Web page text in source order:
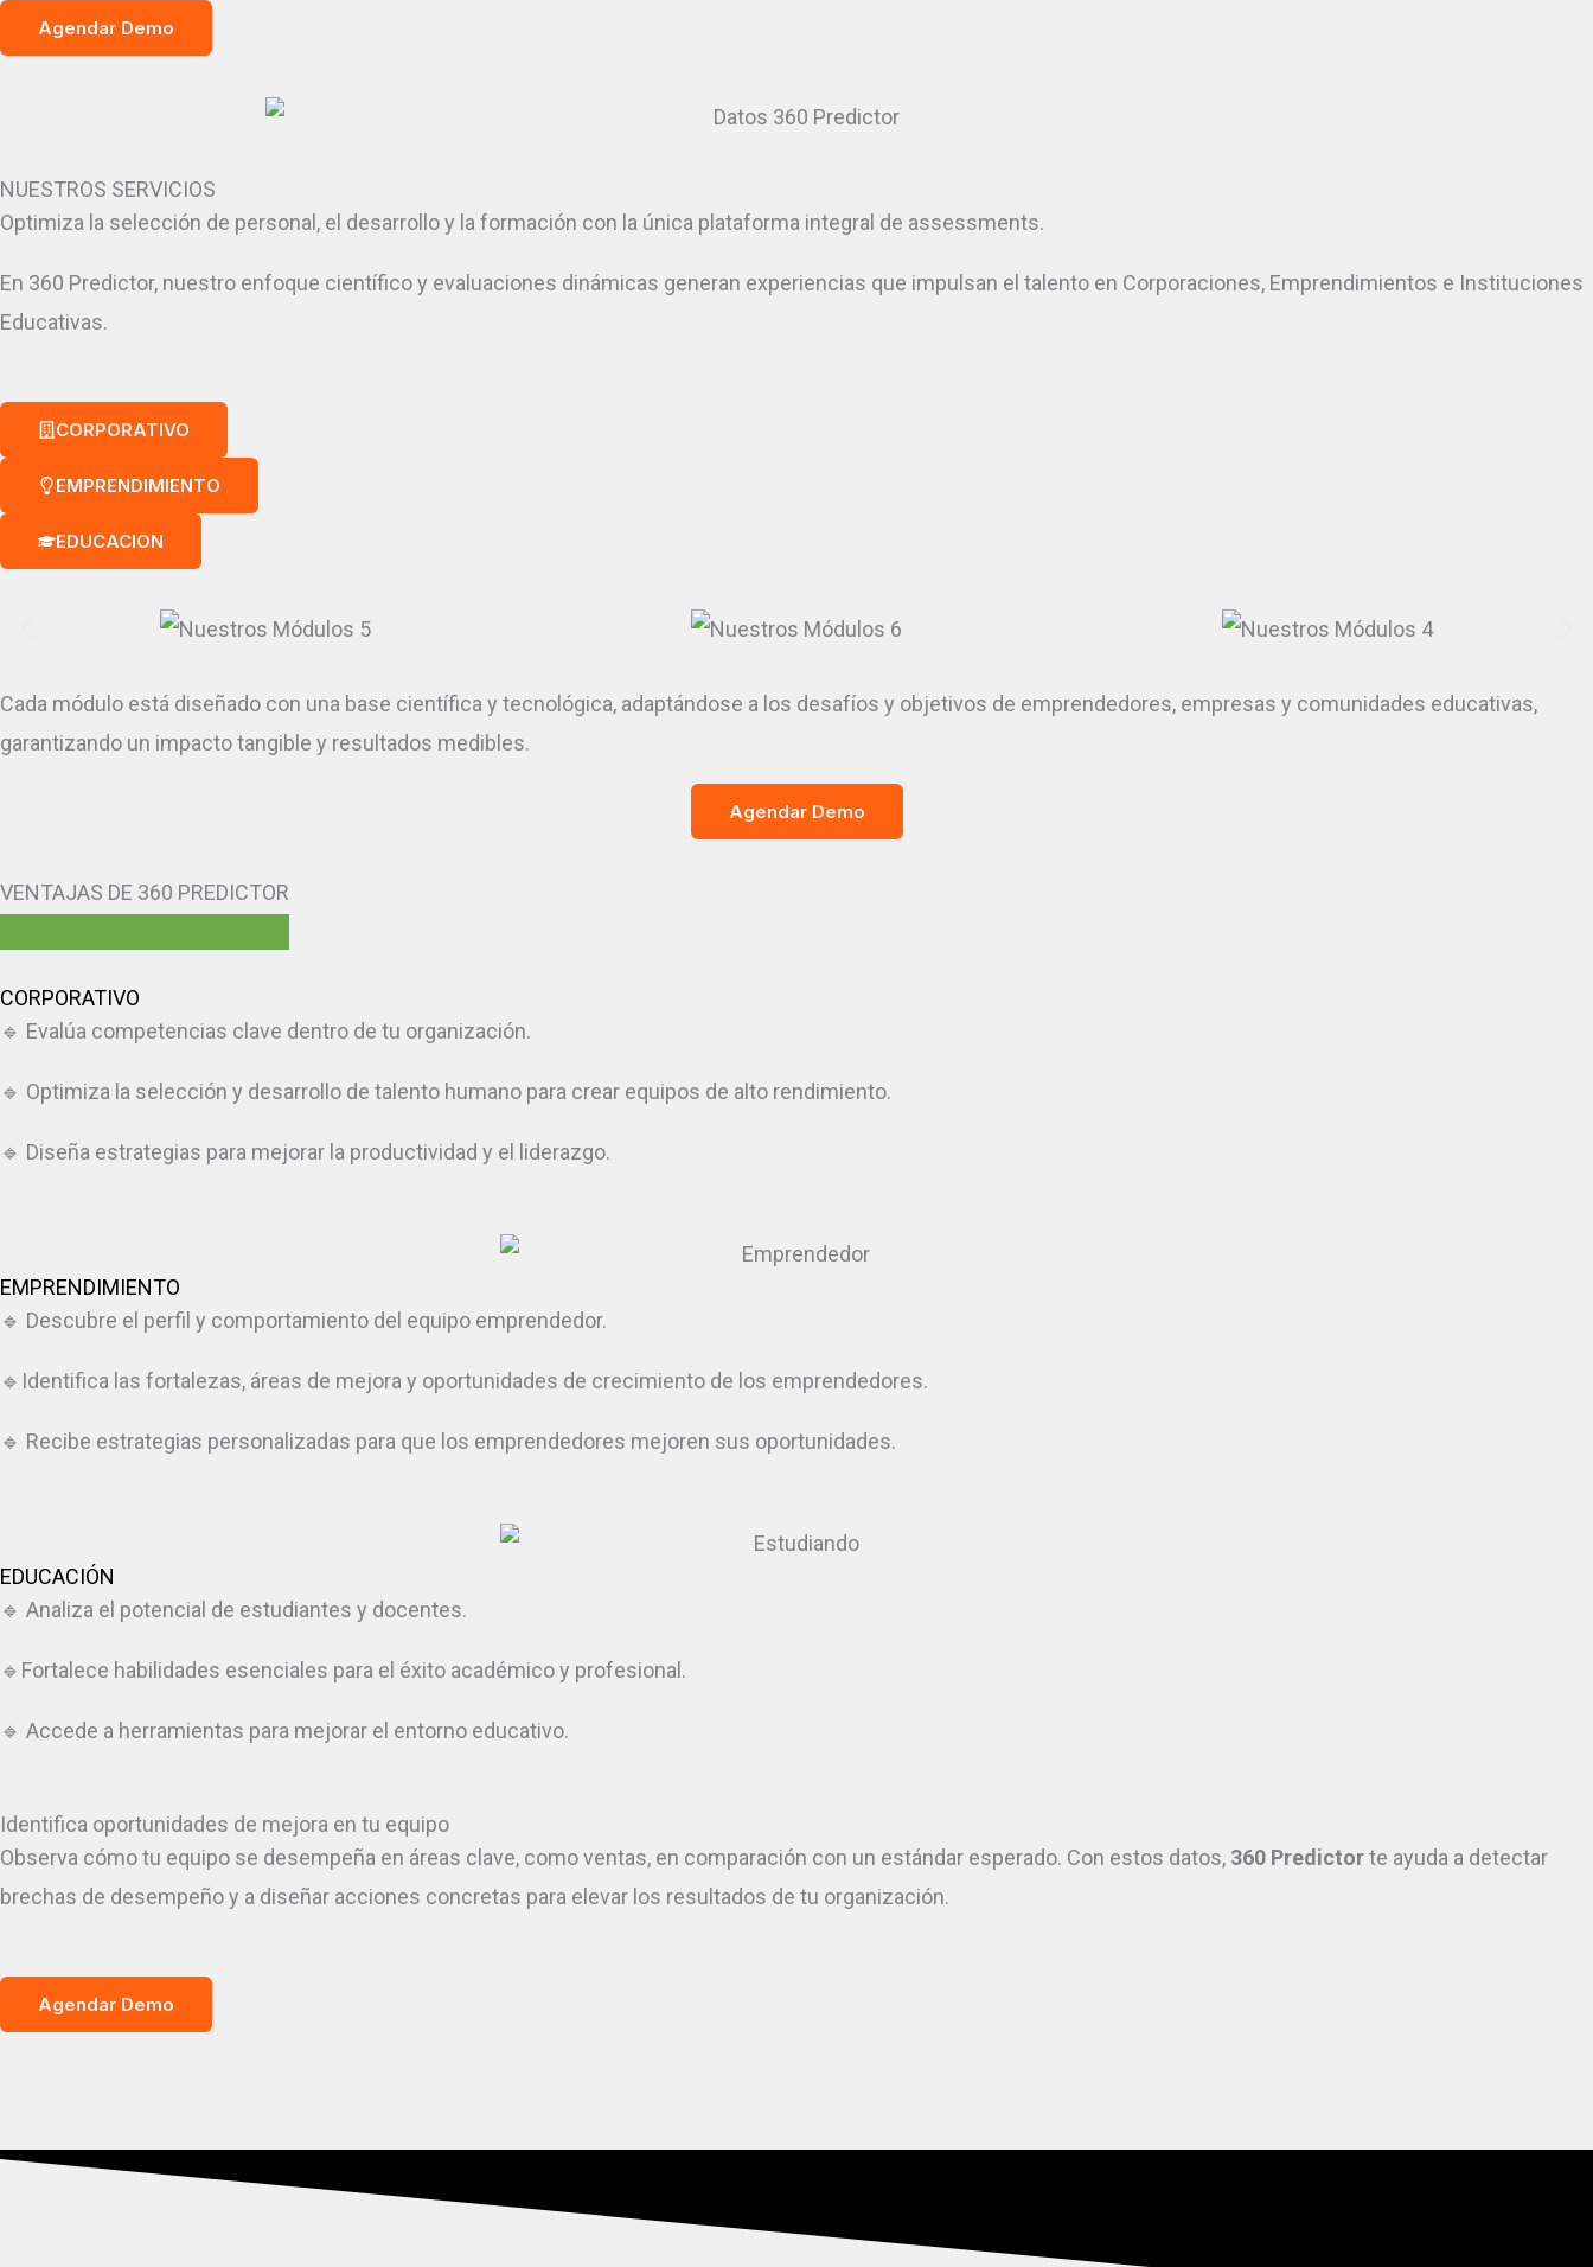
Agendar Demo
NUESTROS SERVICIOS
Optimiza la selección de personal, el desarrollo y la formación con la única plataforma integral de assessments.
En 360 Predictor, nuestro enfoque científico y evaluaciones dinámicas generan experiencias que impulsan el talento en Corporaciones, Emprendimientos e Instituciones
Educativas.
CORPORATIVO
EMPRENDIMIENTO
EDUCACION
Cada módulo está diseñado con una base científica y tecnológica, adaptándose a los desafíos y objetivos de emprendedores, empresas y comunidades educativas,
garantizando un impacto tangible y resultados medibles.
Agendar Demo
VENTAJAS DE 360 PREDICTOR
CORPORATIVO
🔹 Evalúa competencias clave dentro de tu organización.
🔹 Optimiza la selección y desarrollo de talento humano para crear equipos de alto rendimiento.
🔹 Diseña estrategias para mejorar la productividad y el liderazgo.
EMPRENDIMIENTO
🔹 Descubre el perfil y comportamiento del equipo emprendedor.
🔹Identifica las fortalezas, áreas de mejora y oportunidades de crecimiento de los emprendedores.
🔹 Recibe estrategias personalizadas para que los emprendedores mejoren sus oportunidades.
EDUCACIÓN
🔹 Analiza el potencial de estudiantes y docentes.
🔹Fortalece habilidades esenciales para el éxito académico y profesional.
🔹 Accede a herramientas para mejorar el entorno educativo.
Identifica oportunidades de mejora en tu equipo
Observa cómo tu equipo se desempeña en áreas clave, como ventas, en comparación con un estándar esperado. Con estos datos, 360 Predictorte ayuda a detectar
brechas de desempeño y a diseñar acciones concretas para elevar los resultados de tu organización.
Agendar Demo